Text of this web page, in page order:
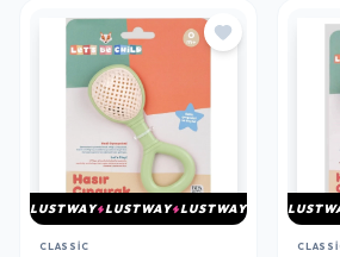
LUSTWAY LUSTWAY LUSTWAY
CLASSIC